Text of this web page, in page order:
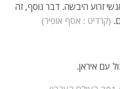
זרוע היבשה. דבר נוסף, זה
(קרדיט : אסף אופיר)